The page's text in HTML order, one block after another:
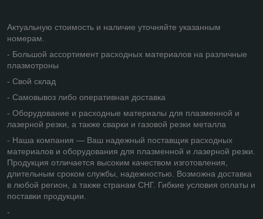
Актуальную стоимость и наличие уточняйте указанным
номерам.
- Большой ассортимент расходных материалов на различные
плазмотроны
- Свой склад
- Самовывоз либо оперативная доставка
- Оборудование и расходные материалы для плазменной и
лазерной резки, а также сварки и газовой резки металла
- Наша компания — Ваш надежный поставщик расходных
материалов и оборудования для плазменной и лазерной резки.
Продукция отличается высоким качеством изготовления,
длительным сроком службы, надежностью. Возможна доставка
в любой регион, а также странам СНГ. Гибкие условия оплаты и
поставки продукции.
-